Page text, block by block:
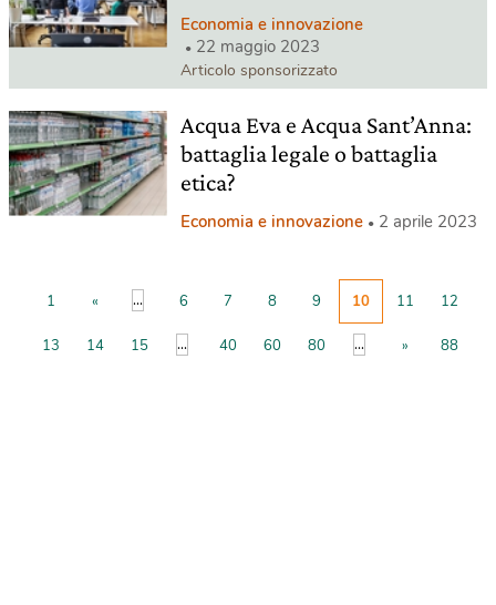
Economia e innovazione
22 maggio 2023
Articolo sponsorizzato
Acqua Eva e Acqua Sant’Anna:
battaglia legale o battaglia
etica?
Economia e innovazione 2 aprile 2023
1 « ... 6 7 8 9 10 11 12
13 14 15 ... 40 60 80 ... » 88